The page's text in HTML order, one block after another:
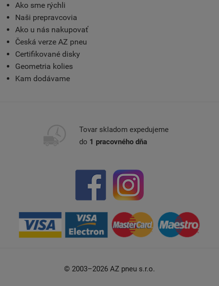
Ako sme rýchli
Naši prepravcovia
Ako u nás nakupovať
Česká verze AZ pneu
Certifikované disky
Geometria kolies
Kam dodávame
Tovar skladom expedujeme
do 1 pracovného dňa
© 2003–2026 AZ pneu s.r.o.